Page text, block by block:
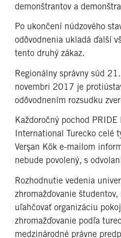
demonštrantov a
Po ukončení núdzového
odôvodnenia ukladá ďalší
tento druhý zákaz.
Regionálny správny súd
novembri 2017 je
odôvodnením rozsudku
Každoročný pochod
International Turecko celé
Verşan Kök e-mailom
nebude povolený, s
Rozhodnutie vedenia
zhromažďovanie
uľahčovať organizáciu
zhromažďovanie podľa
medzinárodné právne